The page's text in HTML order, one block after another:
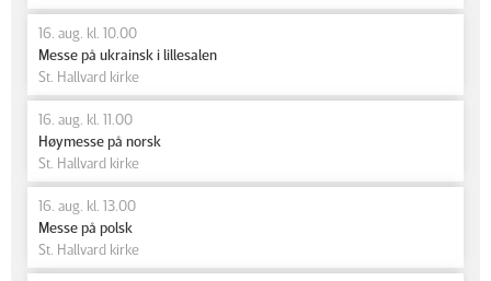
16. aug. kl. 10.00
Messe på ukrainsk i lillesalen
St. Hallvard kirke
16. aug. kl. 11.00
Høymesse på norsk
St. Hallvard kirke
16. aug. kl. 13.00
Messe på polsk
St. Hallvard kirke